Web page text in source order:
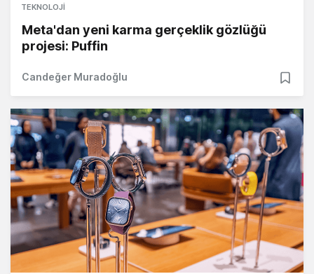
TEKNOLOJI
Meta'dan yeni karma gerçeklik gözlüğü
projesi: Puffin
Candeğer Muradoğlu